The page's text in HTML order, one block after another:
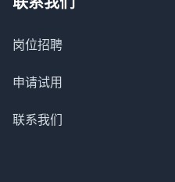
岗位招聘
申请试用
联系我们